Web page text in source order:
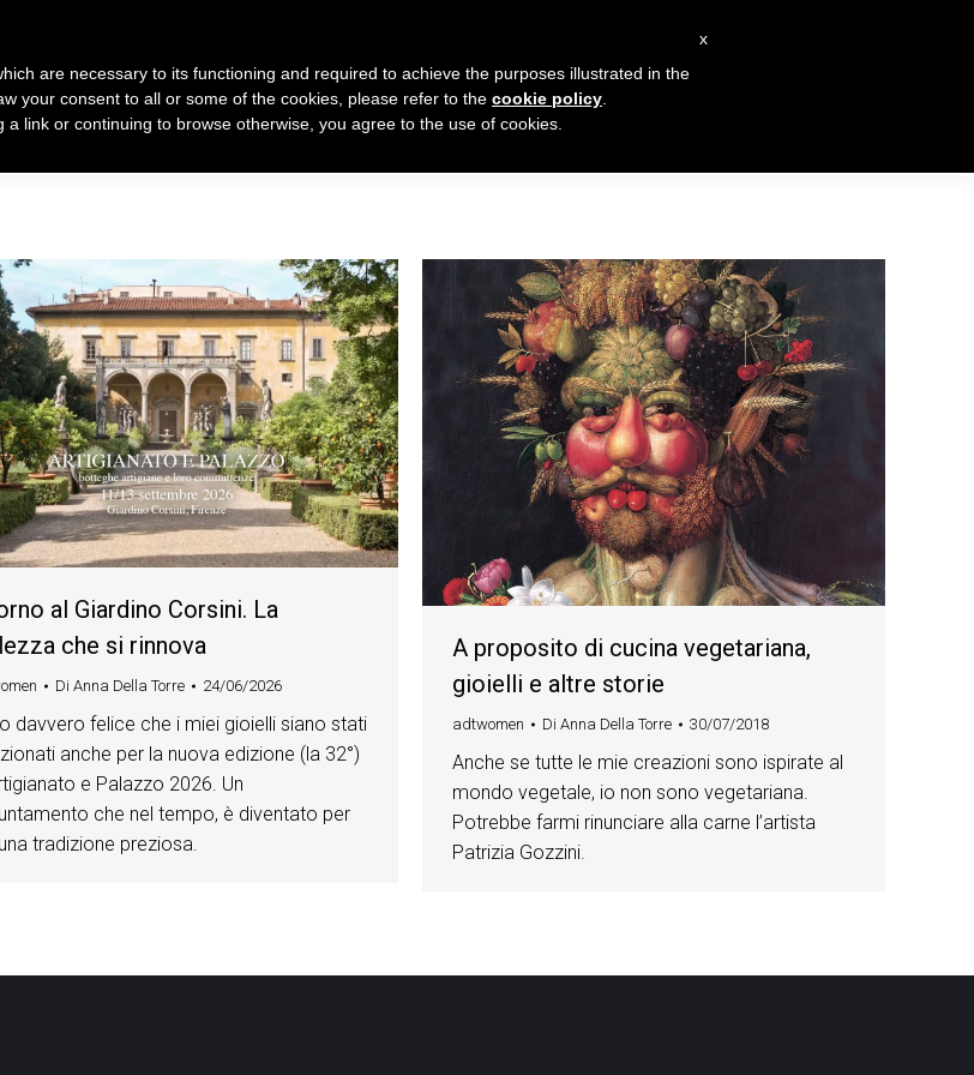
Come nasce un mio gioiello Gioielli Blog Contatti
al Giardino Corsini. La
che si rinnova
Di Anna Della Torre 24/06/2026
davvero felice che i miei gioielli siano stati
anche per la nuova edizione (la 32°)
e Palazzo 2026. Un
che nel tempo, è diventato per
tradizione preziosa.
A proposito di cucina vegetariana,
gioielli e altre storie
adtwomen Di Anna Della Torre 30/07/2018
Anche se tutte le mie creazioni sono ispirate al
mondo vegetale, io non sono vegetariana.
Potrebbe farmi rinunciare alla carne l’artista
Patrizia Gozzini.
x
are necessary to its functioning and required to achieve the purposes illustrated in the
your consent to all or some of the cookies, please refer to the cookie policy
link or continuing to browse otherwise, you agree to the use of cookies.